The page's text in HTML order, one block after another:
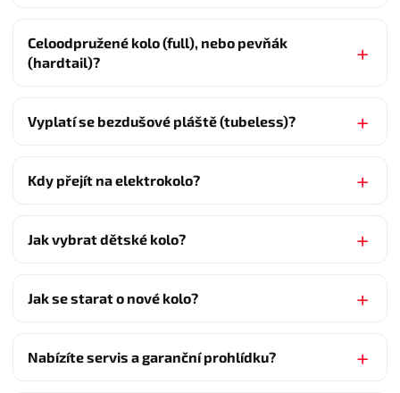
Celoodpružené kolo (full), nebo pevňák
(hardtail)?
Vyplatí se bezdušové pláště (tubeless)?
Kdy přejít na elektrokolo?
Jak vybrat dětské kolo?
Jak se starat o nové kolo?
Nabízíte servis a garanční prohlídku?